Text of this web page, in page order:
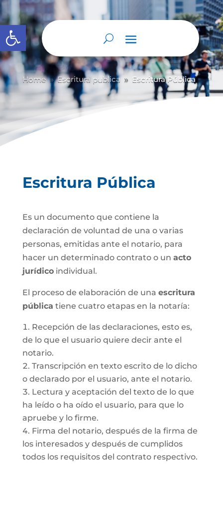
Abrir barra de herramientas
Home 9 Escritura publica 9 Escritura Pública
Escritura Pública
Es un documento que contiene la
declaración de voluntad de una o varias
personas, emitidas ante el notario, para
hacer un determinado contrato o un acto
jurídicoindividual.
El proceso de elaboración de una escritura
pública tiene cuatro etapas en la notaría:
Recepción de las declaraciones, esto es,
de lo que el usuario quiere decir ante el
notario.
Transcripción en texto escrito de lo dicho
o declarado por el usuario, ante el notario.
Lectura y aceptación del texto de lo que
ha leído o ha oído el usuario, para que lo
apruebe y lo firme.
Firma del notario, después de la firma de
los interesados y después de cumplidos
todos los requisitos del contrato respectivo.